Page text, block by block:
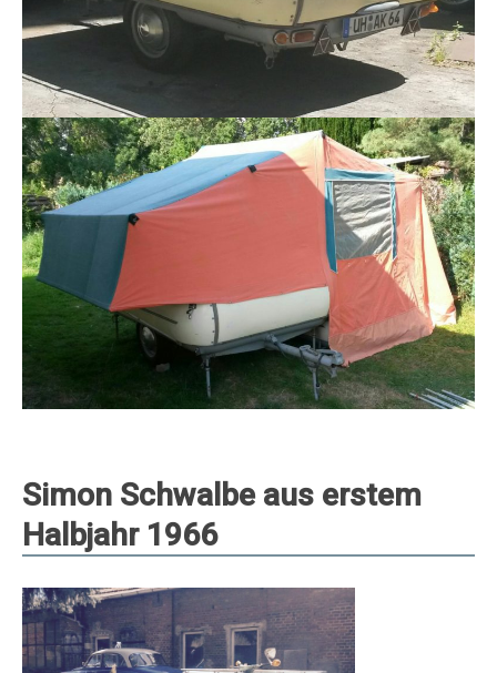
Simon Schwalbe aus erstem
Halbjahr 1966